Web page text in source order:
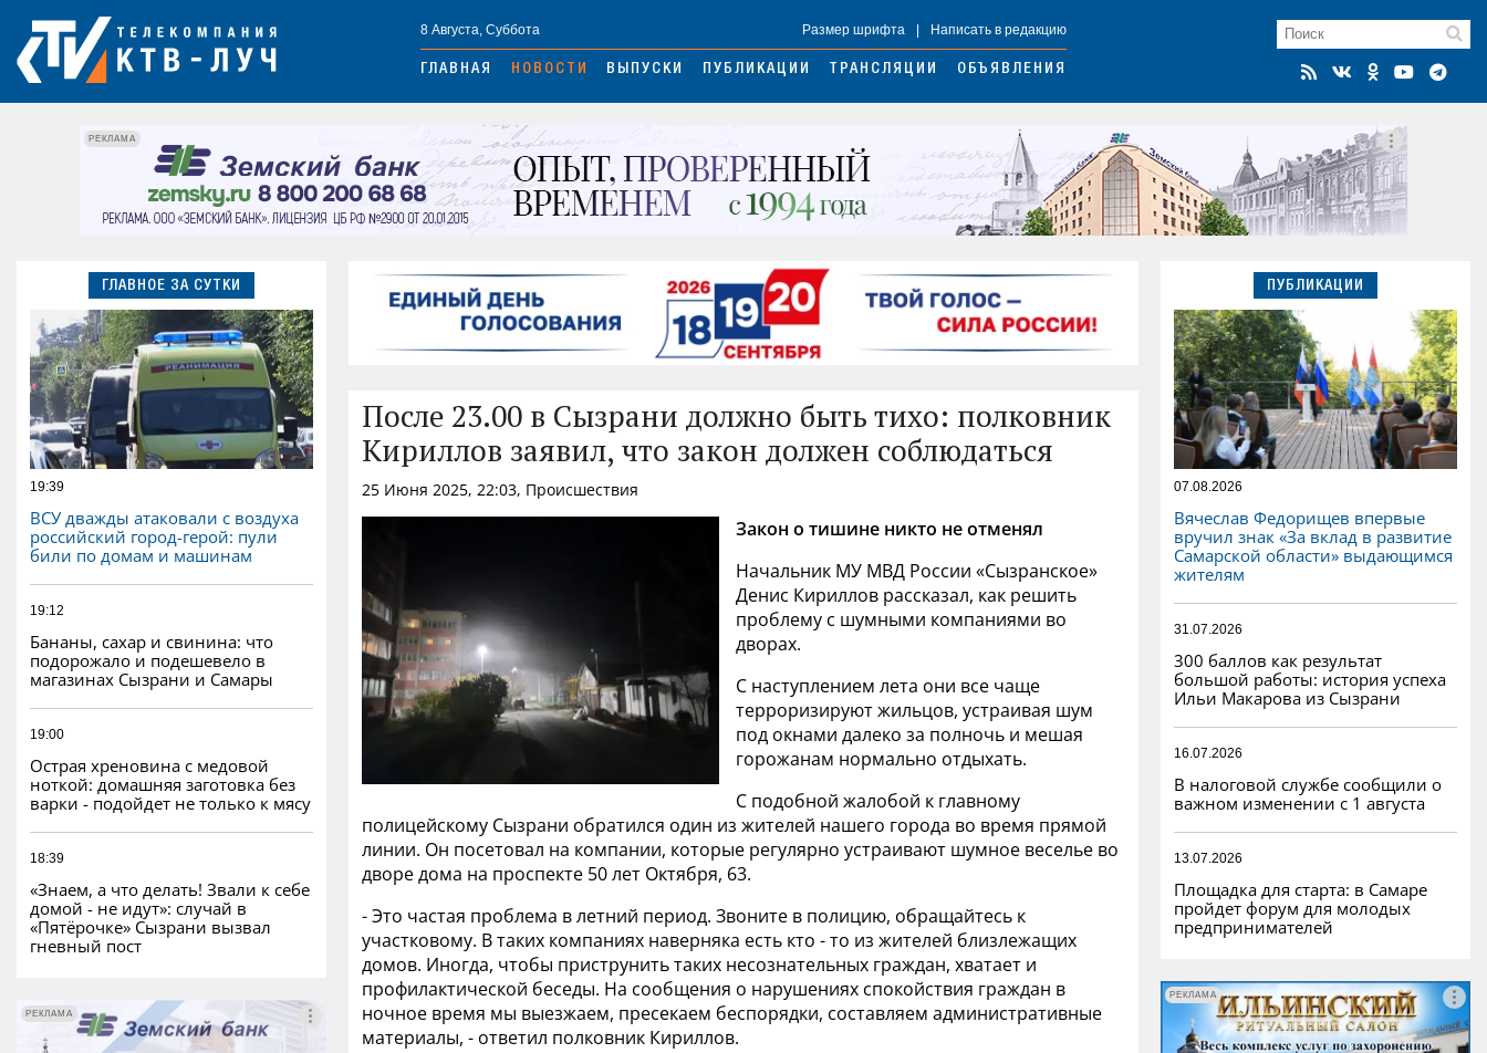
8 Августа, Суббота Размер шрифта Написать в редакцию
ГЛАВНАЯ НОВОСТИ ВЫПУСКИ ПУБЛИКАЦИИ ТРАНСЛЯЦИИ ОБЪЯВЛЕНИЯ
РЕКЛАМА
ГЛАВНОЕ ЗА СУТКИ
19:39
ВСУ дважды атаковали с воздуха
российский город-герой: пули
били по домам и машинам
19:12
Бананы, сахар и свинина: что
подорожало и подешевело в
магазинах Сызрани и Самары
19:00
Острая хреновина с медовой
ноткой: домашняя заготовка без
варки - подойдет не только к мясу
18:39
«Знаем, а что делать! Звали к себе
домой - не идут»: случай в
«Пятёрочке» Сызрани вызвал
гневный пост
РЕКЛАМА
РЕКЛАМА
После 23.00 в Сызрани должно быть тихо: полковник
Кириллов заявил, что закон должен соблюдаться
25 Июня 2025, 22:03, Происшествия
Закон о тишине никто не отменял
Начальник МУ МВД России «Сызранское»
Денис Кириллов рассказал, как решить
проблему с шумными компаниями во
дворах.
С наступлением лета они все чаще
терроризируют жильцов, устраивая шум
под окнами далеко за полночь и мешая
горожанам нормально отдыхать.
С подобной жалобой к главному
полицейскому Сызрани обратился один из жителей нашего города во время прямой
линии. Он посетовал на компании, которые регулярно устраивают шумное веселье во
дворе дома на проспекте 50 лет Октября, 63.
- Это частая проблема в летний период. Звоните в полицию, обращайтесь к
участковому. В таких компаниях наверняка есть кто - то из жителей близлежащих
домов. Иногда, чтобы приструнить таких несознательных граждан, хватает и
профилактической беседы. На сообщения о нарушениях спокойствия граждан в
ночное время мы выезжаем, пресекаем беспорядки, составляем административные
материалы, - ответил полковник Кириллов.
ПУБЛИКАЦИИ
07.08.2026
Вячеслав Федорищев впервые
вручил знак «За вклад в развитие
Самарской области» выдающимся
жителям
31.07.2026
300 баллов как результат
большой работы: история успеха
Ильи Макарова из Сызрани
16.07.2026
В налоговой службе сообщили о
важном изменении с 1 августа
13.07.2026
Площадка для старта: в Самаре
пройдет форум для молодых
предпринимателей
РЕКЛАМА